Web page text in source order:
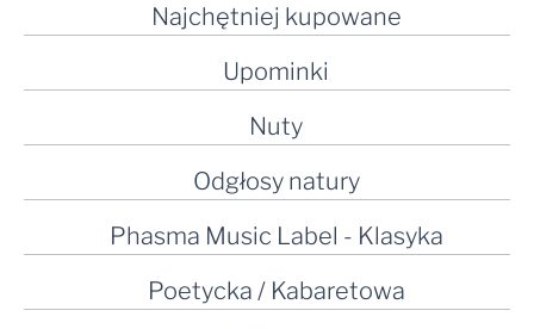
Najchętniej kupowane
Upominki
Nuty
Odgłosy natury
Phasma Music Label - Klasyka
Poetycka / Kabaretowa